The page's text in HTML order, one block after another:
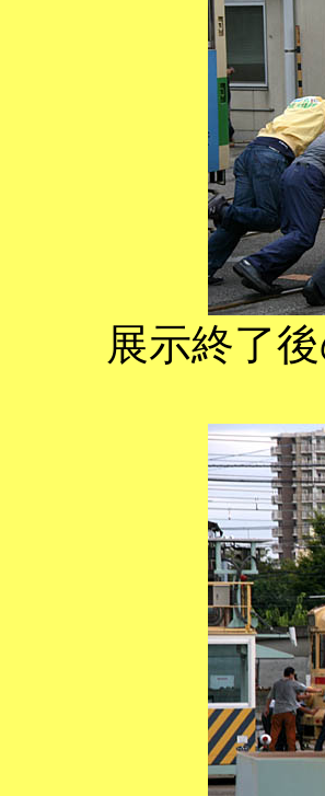
展示終了